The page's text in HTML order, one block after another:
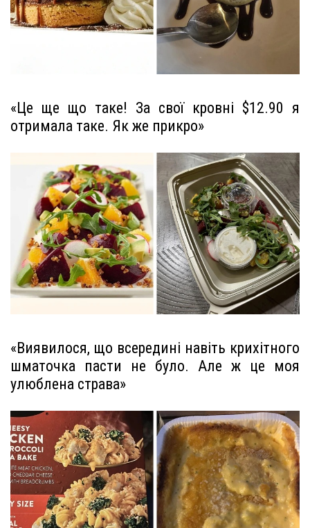
«Це ще що таке! За свої кровні $12.90 я
отримала таке. Як же прикро»
«Виявилося, що всередині навіть крихітного
шматочка пасти не було. Але ж це моя
улюблена страва»